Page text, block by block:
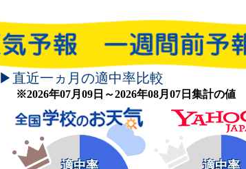
▶直近一ヵ月の適中率比較
※2026年07月09日～2026年08月07日集計の値
適中率 適中率